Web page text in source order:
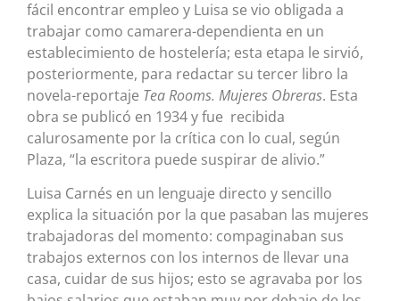
fácil encontrar empleo y Luisa se vio obligada a
trabajar como camarera-dependienta en un
establecimiento de hostelería; esta etapa le sirvió,
posteriormente, para redactar su tercer libro la
novela-reportaje Tea Rooms. Mujeres Obreras. Esta
obra se publicó en 1934 y fue recibida
calurosamente por la crítica con lo cual, según
Plaza, “la escritora puede suspirar de alivio.”
Luisa Carnés en un lenguaje directo y sencillo
explica la situación por la que pasaban las mujeres
trabajadoras del momento: compaginaban sus
trabajos externos con los internos de llevar una
casa, cuidar de sus hijos; esto se agravaba por los